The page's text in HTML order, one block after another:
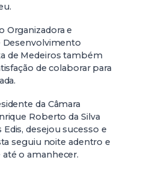
Organizadora e
Desenvolvimento
de Medeiros também
de colaborar para
da Câmara
Roberto da Silva
desejou sucesso e
seguiu noite adentro e
o amanhecer.